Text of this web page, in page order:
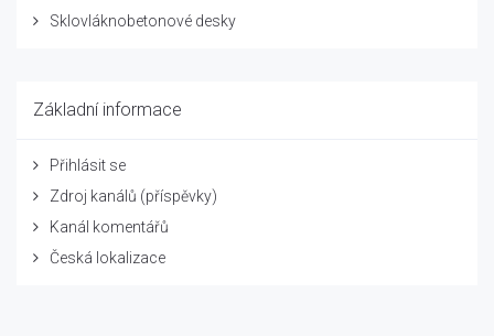
Sklovláknobetonové desky
Základní informace
Přihlásit se
Zdroj kanálů (příspěvky)
Kanál komentářů
Česká lokalizace